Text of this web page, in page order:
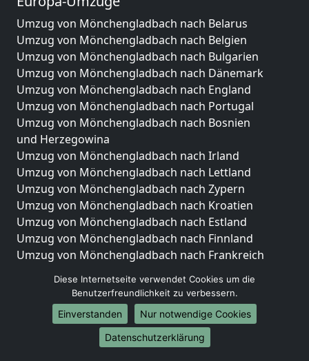
Umzug von Mönchengladbach nach Belarus
Umzug von Mönchengladbach nach Belgien
Umzug von Mönchengladbach nach Bulgarien
Umzug von Mönchengladbach nach Dänemark
Umzug von Mönchengladbach nach England
Umzug von Mönchengladbach nach Portugal
Umzug von Mönchengladbach nach Bosnien
und Herzegowina
Umzug von Mönchengladbach nach Irland
Umzug von Mönchengladbach nach Lettland
Umzug von Mönchengladbach nach Zypern
Umzug von Mönchengladbach nach Kroatien
Umzug von Mönchengladbach nach Estland
Umzug von Mönchengladbach nach Finnland
Umzug von Mönchengladbach nach Frankreich
Umzug von Mönchengladbach nach Italien
Umzug von Mönchengladbach nach Liechtenstein
Umzug von Mönchengladbach nach Luxemburg
Umzug von Mönchengladbach nach Niederlande
Diese Internetseite verwendet Cookies um die
Benutzerfreundlichkeit zu verbessern.
Einverstanden
Nur notwendige Cookies
Datenschutzerklärung